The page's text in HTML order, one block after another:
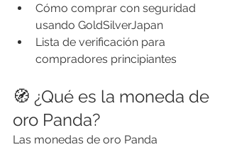
Cómo comprar con seguridad
usando GoldSilverJapan
Lista de verificación para
compradores principiantes
🧭 ¿Qué es la moneda de
oro Panda?
Las monedas de oro Panda